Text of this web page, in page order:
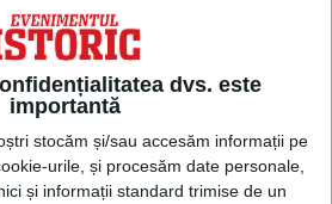
dvs. este
importantă
stocăm și/sau accesăm informații pe
urile, și procesăm date personale,
și informații standard trimise de un